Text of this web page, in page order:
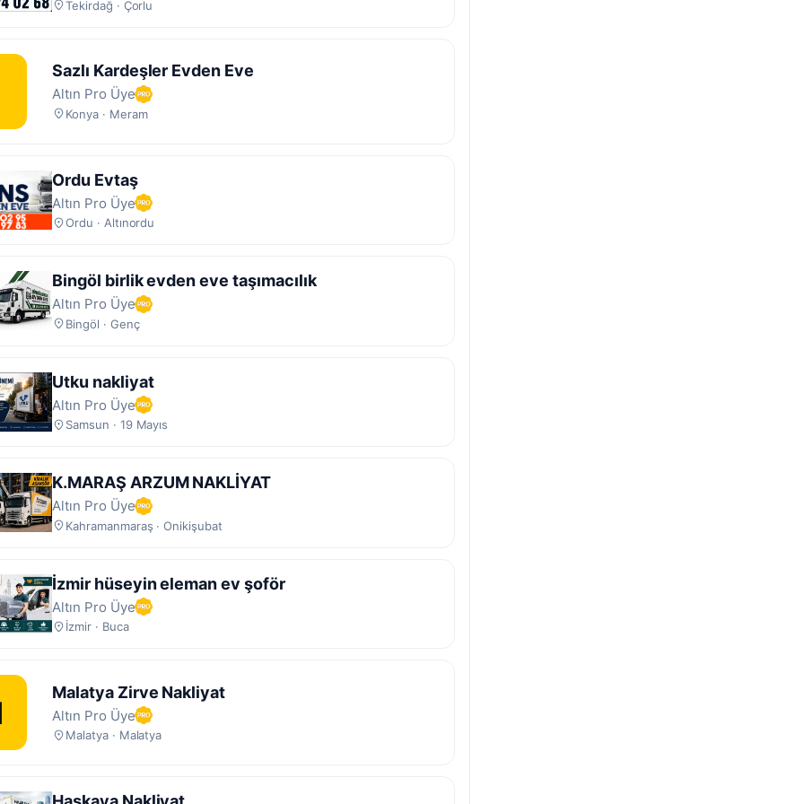
Tekirdağ · Çorlu
Sazlı Kardeşler Evden Eve
Altın Pro Üye
Konya · Meram
Ordu Evtaş
Altın Pro Üye
Ordu · Altınordu
Bingöl birlik evden eve taşımacılık
Altın Pro Üye
Bingöl · Genç
Utku nakliyat
Altın Pro Üye
Samsun · 19 Mayıs
K.MARAŞ ARZUM NAKLİYAT
Altın Pro Üye
Kahramanmaraş · Onikişubat
İzmir hüseyin eleman ev şoför
Altın Pro Üye
İzmir · Buca
Malatya Zirve Nakliyat
Altın Pro Üye
Malatya · Malatya